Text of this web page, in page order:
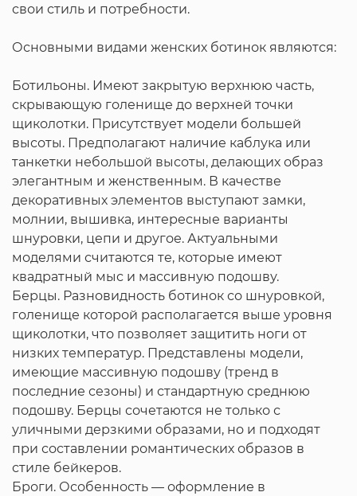
свои стиль и потребности.
Основными видами женских ботинок являются:
Ботильоны. Имеют закрытую верхнюю часть,
скрывающую голенище до верхней точки
щиколотки. Присутствует модели большей
высоты. Предполагают наличие каблука или
танкетки небольшой высоты, делающих образ
элегантным и женственным. В качестве
декоративных элементов выступают замки,
молнии, вышивка, интересные варианты
шнуровки, цепи и другое. Актуальными
моделями считаются те, которые имеют
квадратный мыс и массивную подошву.
Берцы. Разновидность ботинок со шнуровкой,
голенище которой располагается выше уровня
щиколотки, что позволяет защитить ноги от
низких температур. Представлены модели,
имеющие массивную подошву (тренд в
последние сезоны) и стандартную среднюю
подошву. Берцы сочетаются не только с
уличными дерзкими образами, но и подходят
при составлении романтических образов в
стиле бейкеров.
Броги. Особенность — оформление в